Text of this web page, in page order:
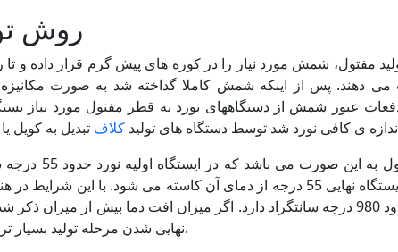
روش
می دهند. پس از اینکه شمش کاملا گداخته شد به صورت مکانیزه
عبور شمش از دستگاههای نورد به قطر مفتول مورد نیاز
ی کافی نورد شد توسط دستگاه های تولید کلاف
روش خنک کردن محصول
های بعد 92 درجه و در ایستگاه نهایی 55 درجه از دمای آن کاسته می شود. با
ایستگاه پایانی دمایی حدود 980 درجه سانتگراد دارد. اگر میزان افت دما بیش از
نهایی شدن مرحله تولید بسیار ترد و شکننده خواهد شد.